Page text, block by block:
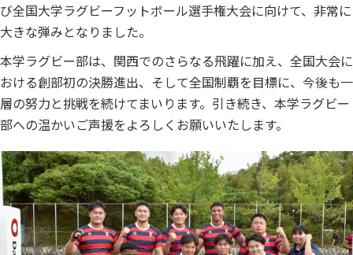
び全国大学ラグビーフットボール選手権大会に向けて、非常に
大きな弾みとなりました。
本学ラグビー部は、関西でのさらなる飛躍に加え、全国大会に
おける創部初の決勝進出、そして全国制覇を目標に、今後も一
層の努力と挑戦を続けてまいります。引き続き、 本学ラグビー
部への温かいご声援をよろしくお願いいたします。